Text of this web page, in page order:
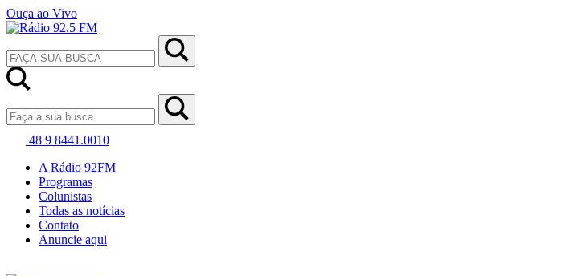
Ouça ao Vivo
48 9 8441.0010
A Rádio 92FM
Programas
Colunistas
Todas as notícias
Contato
Anuncie aqui